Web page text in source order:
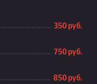
350 руб.
750 руб.
850 руб.